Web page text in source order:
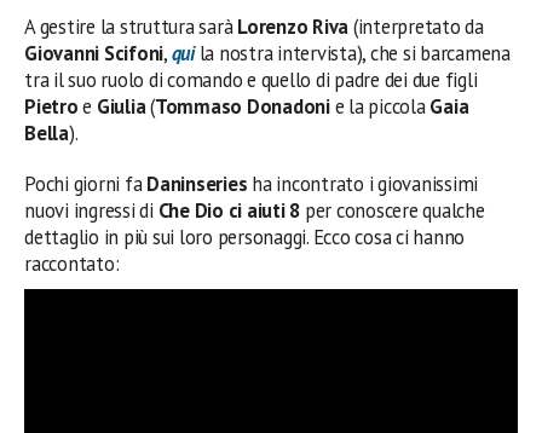
A gestire la struttura saràLorenzo Riva(interpretato da
Giovanni Scifoni,quila nostra intervista), che si barcamena
tra il suo ruolo di comando e quello di padre dei due figli
Pietroe Giulia(Tommaso Donadonie la piccolaGaia
Bella).
Pochi giorni faDaninseries ha incontrato i giovanissimi
nuovi ingressi di Che Dio ci aiuti 8 per conoscere qualche
dettaglio in più sui loro personaggi. Ecco cosa ci hanno
raccontato: